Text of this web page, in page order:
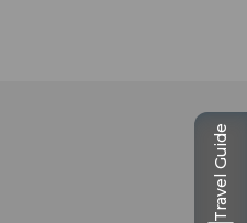
Travel Guide